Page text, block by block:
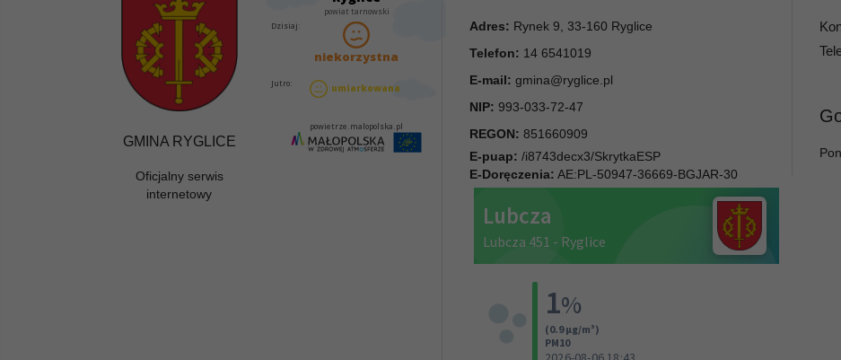
GMINA RYGLICE
Oficjalny serwis
internetowy
Adres: Rynek 9, 33-160 Ryglice
Telefon: 14 6541019
E-mail: gmina@ryglice.pl
NIP: 993-033-72-47
REGON: 851660909
E-puap: /i8743decx3/SkrytkaESP
E-Doręczenia: AE:PL-50947-36669-BGJAR-30